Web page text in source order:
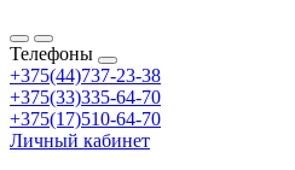
Телефоны
+375(44)737-23-38
+375(33)335-64-70
+375(17)510-64-70
Личный кабинет